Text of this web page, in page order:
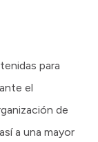
para
el
de
a una mayor